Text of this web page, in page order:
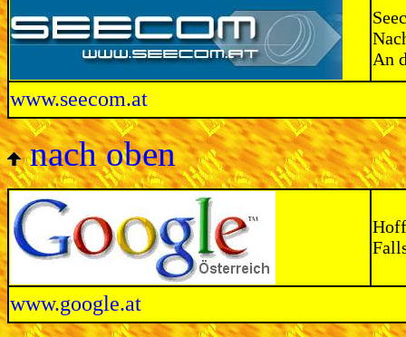
An
www.seecom.at
nach oben
www.google.at